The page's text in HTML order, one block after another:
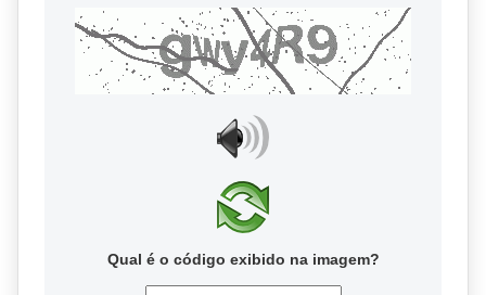
Qual é o código exibido na imagem?